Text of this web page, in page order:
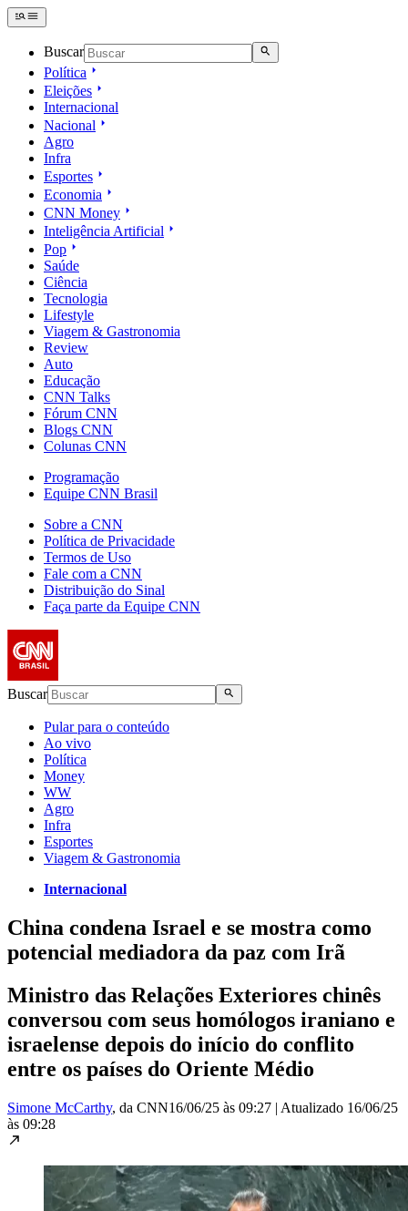
Buscar
Política
Eleições
Internacional
Nacional
Agro
Infra
Esportes
Economia
CNN Money
Inteligência Artificial
Pop
Saúde
Ciência
Tecnologia
Lifestyle
Viagem & Gastronomia
Review
Auto
Educação
CNN Talks
Fórum CNN
Blogs CNN
Colunas CNN
Programação
Equipe CNN Brasil
Sobre a CNN
Política de Privacidade
Termos de Uso
Fale com a CNN
Distribuição do Sinal
Faça parte da Equipe CNN
Buscar
Pular para o conteúdo
Ao vivo
Política
Money
WW
Agro
Infra
Esportes
Viagem & Gastronomia
Internacional
China condena Israel e se mostra como
potencial mediadora da paz com Irã
Ministro das Relações Exteriores chinês
conversou com seus homólogos iraniano e
israelense depois do início do conflito
entre os países do Oriente Médio
Simone McCarthy, da CNN16/06/25 às 09:27 | Atualizado 16/06/25
às 09:28